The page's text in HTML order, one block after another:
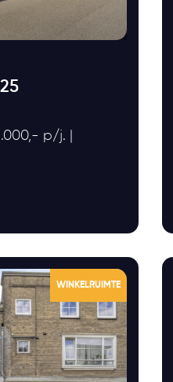
p/j. |
WINKELRUIMTE